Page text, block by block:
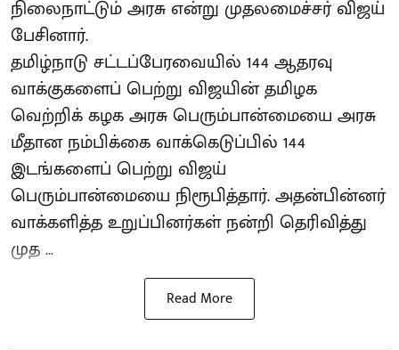
நிலைநாட்டும் அரசு என்று முதலமைச்சர் விஜய்
பேசினார்.
தமிழ்நாடு சட்டப்பேரவையில் 144 ஆதரவு
வாக்குகளைப் பெற்று விஜயின் தமிழக
வெற்றிக் கழக அரசு பெரும்பான்மையை அரசு
மீதான நம்பிக்கை வாக்கெடுப்பில் 144
இடங்களைப் பெற்று விஜய்
பெரும்பான்மையை நிரூபித்தார். அதன்பின்னர்
வாக்களித்த உறுப்பினர்கள் நன்றி தெரிவித்து
முத ...
Read More